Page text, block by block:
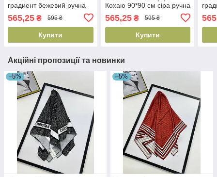
градиент бежевий ручна
565,25 ₴ 595 ₴
Купити
Кохаю 90*90 см сіра ручна
565,25₴ 595 ₴
Купити
Акційні пропозиції та новинки
–5% –5%